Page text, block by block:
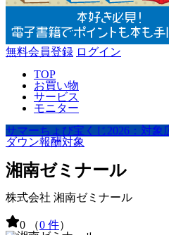
無料会員登録 ログイン
TOP
お買い物
サービス
モニター
サマーちょび宝くじ2026：対象
ダウン報酬対象
湘南ゼミナール
株式会社 湘南ゼミナール
0 （0 件）